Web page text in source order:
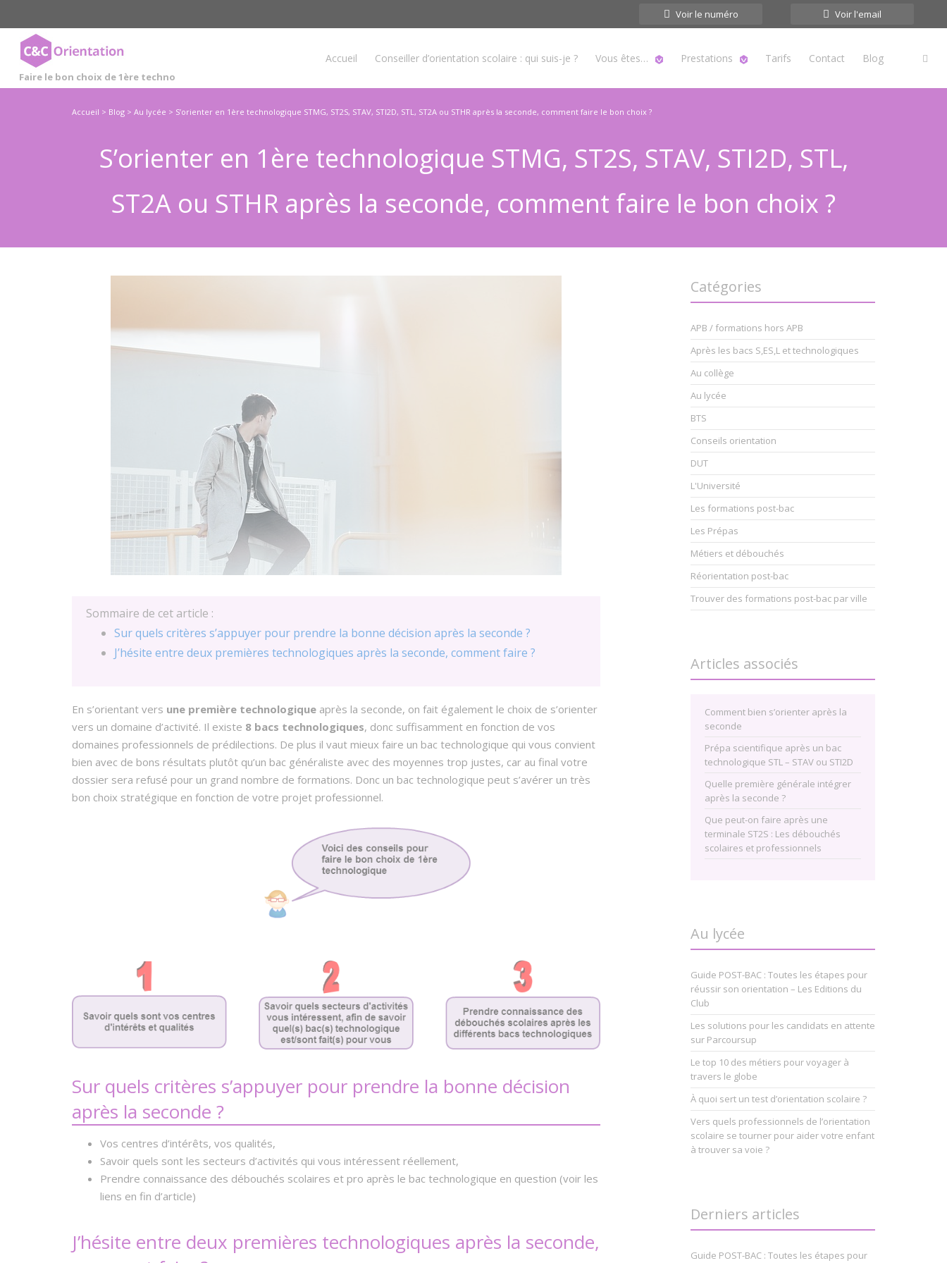
Voir le numéro Voir l'email
Faire le bon choix de 1ère techno
Accueil Conseiller d’orientation scolaire : qui suis-je ? Vous êtes… Prestations Tarifs Contact Blog
Accueil > Blog > Au lycée > S’orienter en 1ère technologique STMG, ST2S, STAV, STI2D, STL, ST2A ou STHR après la seconde, comment faire le bon choix ?
S’orienter en 1ère technologique STMG, ST2S, STAV, STI2D, STL,
ST2A ou STHR après la seconde, comment faire le bon choix ?
Sommaire de cet article :
Sur quels critères s’appuyer pour prendre la bonne décision après la seconde ?
J’hésite entre deux premières technologiques après la seconde, comment faire ?
En s’orientant vers une première technologique après la seconde, on fait également le choix de s’orienter
vers un domaine d’activité. Il existe 8 bacs technologiques, donc suffisamment en fonction de vos
domaines professionnels de prédilections. De plus il vaut mieux faire un bac technologique qui vous convient
bien avec de bons résultats plutôt qu’un bac généraliste avec des moyennes trop justes, car au final votre
dossier sera refusé pour un grand nombre de formations. Donc un bac technologique peut s’avérer un très
bon choix stratégique en fonction de votre projet professionnel.
Sur quels critères s’appuyer pour prendre la bonne décision
après la seconde ?
Vos centres d’intérêts, vos qualités,
Savoir quels sont les secteurs d’activités qui vous intéressent réellement,
Prendre connaissance des débouchés scolaires et pro après le bac technologique en question (voir les
liens en fin d’article)
J’hésite entre deux premières technologiques après la seconde,
Catégories
APB / formations hors APB
Après les bacs S,ES,L et technologiques
Au collège
Au lycée
BTS
Conseils orientation
DUT
L'Université
Les formations post-bac
Les Prépas
Métiers et débouchés
Réorientation post-bac
Trouver des formations post-bac par ville
Articles associés
Comment bien s’orienter après la
seconde
Prépa scientifique après un bac
technologique STL – STAV ou STI2D
Quelle première générale intégrer
après la seconde ?
Que peut-on faire après une
terminale ST2S : Les débouchés
scolaires et professionnels
Au lycée
Guide POST-BAC : Toutes les étapes pour
réussir son orientation – Les Editions du
Club
Les solutions pour les candidats en attente
sur Parcoursup
Le top 10 des métiers pour voyager à
travers le globe
À quoi sert un test d’orientation scolaire ?
Vers quels professionnels de l’orientation
scolaire se tourner pour aider votre enfant
à trouver sa voie ?
Derniers articles
Guide POST-BAC : Toutes les étapes pour